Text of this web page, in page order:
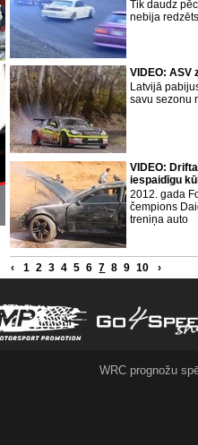
Tik daudz
nebija
VIDEO:
Latvijā
savu sezonu
VIDEO:
iespaidīgu
2012. gada
čempions
treniņa auto
‹ 1 2 3 4 5 6 7 8 9 10 ›
WRC prognožu